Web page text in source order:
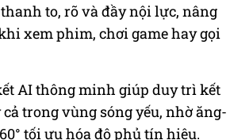
to, rõ và đầy nội lực, nâng
xem phim, chơi game hay gọi
AI thông minh giúp duy trì kết
trong vùng sóng yếu, nhờ ăng-
tối ưu hóa độ phủ tín hiệu.